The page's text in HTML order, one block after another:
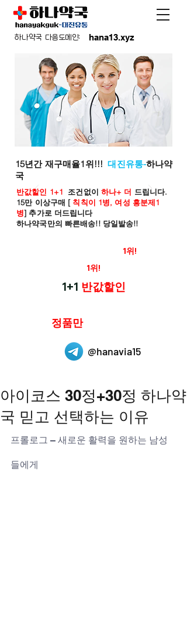
hana13.xyz
하나약국 다음도메인:
15년간 재구매율1위!!!대진유통-하나약
국
반값할인 1+1 조건없이 하나+ 더 드립니다.
15만 이상구매 [ 칙칙이 1병, 여성 흥분제1
병] 추가로 더드립니다
하나약국만의 빠른배송!! 당일발송!!
1위!
1위!
1+1 반값할인
정품만
@hanavia15
아이코스 30정+30정 하나약
국 믿고 선택하는 이유
프롤로그 – 새로운 활력을 원하는 남성
들에게